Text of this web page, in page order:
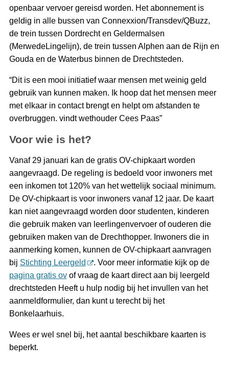
openbaar vervoer gereisd worden. Het abonnement is
geldig in alle bussen van Connexxion/Transdev/QBuzz,
de trein tussen Dordrecht en Geldermalsen
(MerwedeLingelijn), de trein tussen Alphen aan de Rijn en
Gouda en de Waterbus binnen de Drechtsteden.
“Dit is een mooi initiatief waar mensen met weinig geld
gebruik van kunnen maken. Ik hoop dat het mensen meer
met elkaar in contact brengt en helpt om afstanden te
overbruggen. vindt wethouder Cees Paas”
Voor wie is het?
Vanaf 29 januari kan de gratis OV-chipkaart worden
aangevraagd. De regeling is bedoeld voor inwoners met
een inkomen tot 120% van het wettelijk sociaal minimum.
De OV-chipkaart is voor inwoners vanaf 12 jaar. De kaart
kan niet aangevraagd worden door studenten, kinderen
die gebruik maken van leerlingenvervoer of ouderen die
gebruiken maken van de Drechthopper. Inwoners die in
aanmerking komen, kunnen de OV-chipkaart aanvragen
bij Stichting Leergeld
. Voor meer informatie kijk op de
pagina gratis ovof vraag de kaart direct aan bij leergeld
drechtsteden Heeft u hulp nodig bij het invullen van het
aanmeldformulier, dan kunt u terecht bij het
Bonkelaarhuis.
Wees er wel snel bij, het aantal beschikbare kaarten is
beperkt.